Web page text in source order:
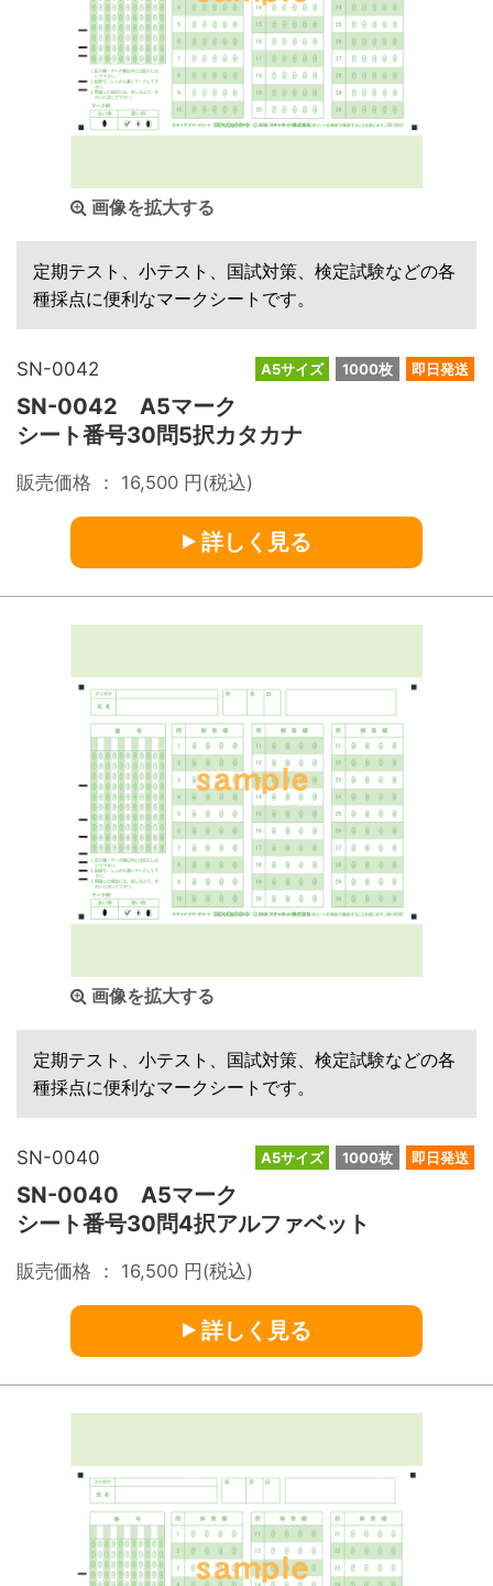
画像を拡大する
定期テスト、小テスト、国試対策、検定試験などの各
種採点に便利なマークシートです。
A5サイズ 1000枚 即日発送
SN-0042
SN-0042 A5マーク
シート番号30問5択カタカナ
販売価格 ： 16,500 円(税込)
詳しく見る
画像を拡大する
定期テスト、小テスト、国試対策、検定試験などの各
種採点に便利なマークシートです。
A5サイズ 1000枚 即日発送
SN-0040
SN-0040 A5マーク
シート番号30問4択アルファベット
販売価格 ： 16,500 円(税込)
詳しく見る